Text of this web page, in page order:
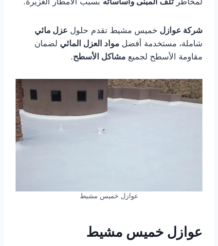
شركة عوازل خميس مشيط تقدم حلول عزل مائي
شاملة، مستخدمة أفضل مواد العزل المائي لضمان
مقاومة الأسطح لجميع مشاكل الأسطح.
عوازل خميس مشيط
عوازل خميس مشيط